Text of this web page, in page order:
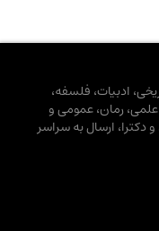
ادبیات، فلسفه،
رمان، عمومی و
دکترا، ارسال به سراسر